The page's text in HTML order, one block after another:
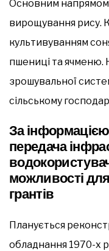
Основним напрямом
вирощування рису.
культивуванням
пшениці та ячменю.
зрошувальної
сільському
За
передача
можливості для
грантів
Планується
обладнання 1970-х